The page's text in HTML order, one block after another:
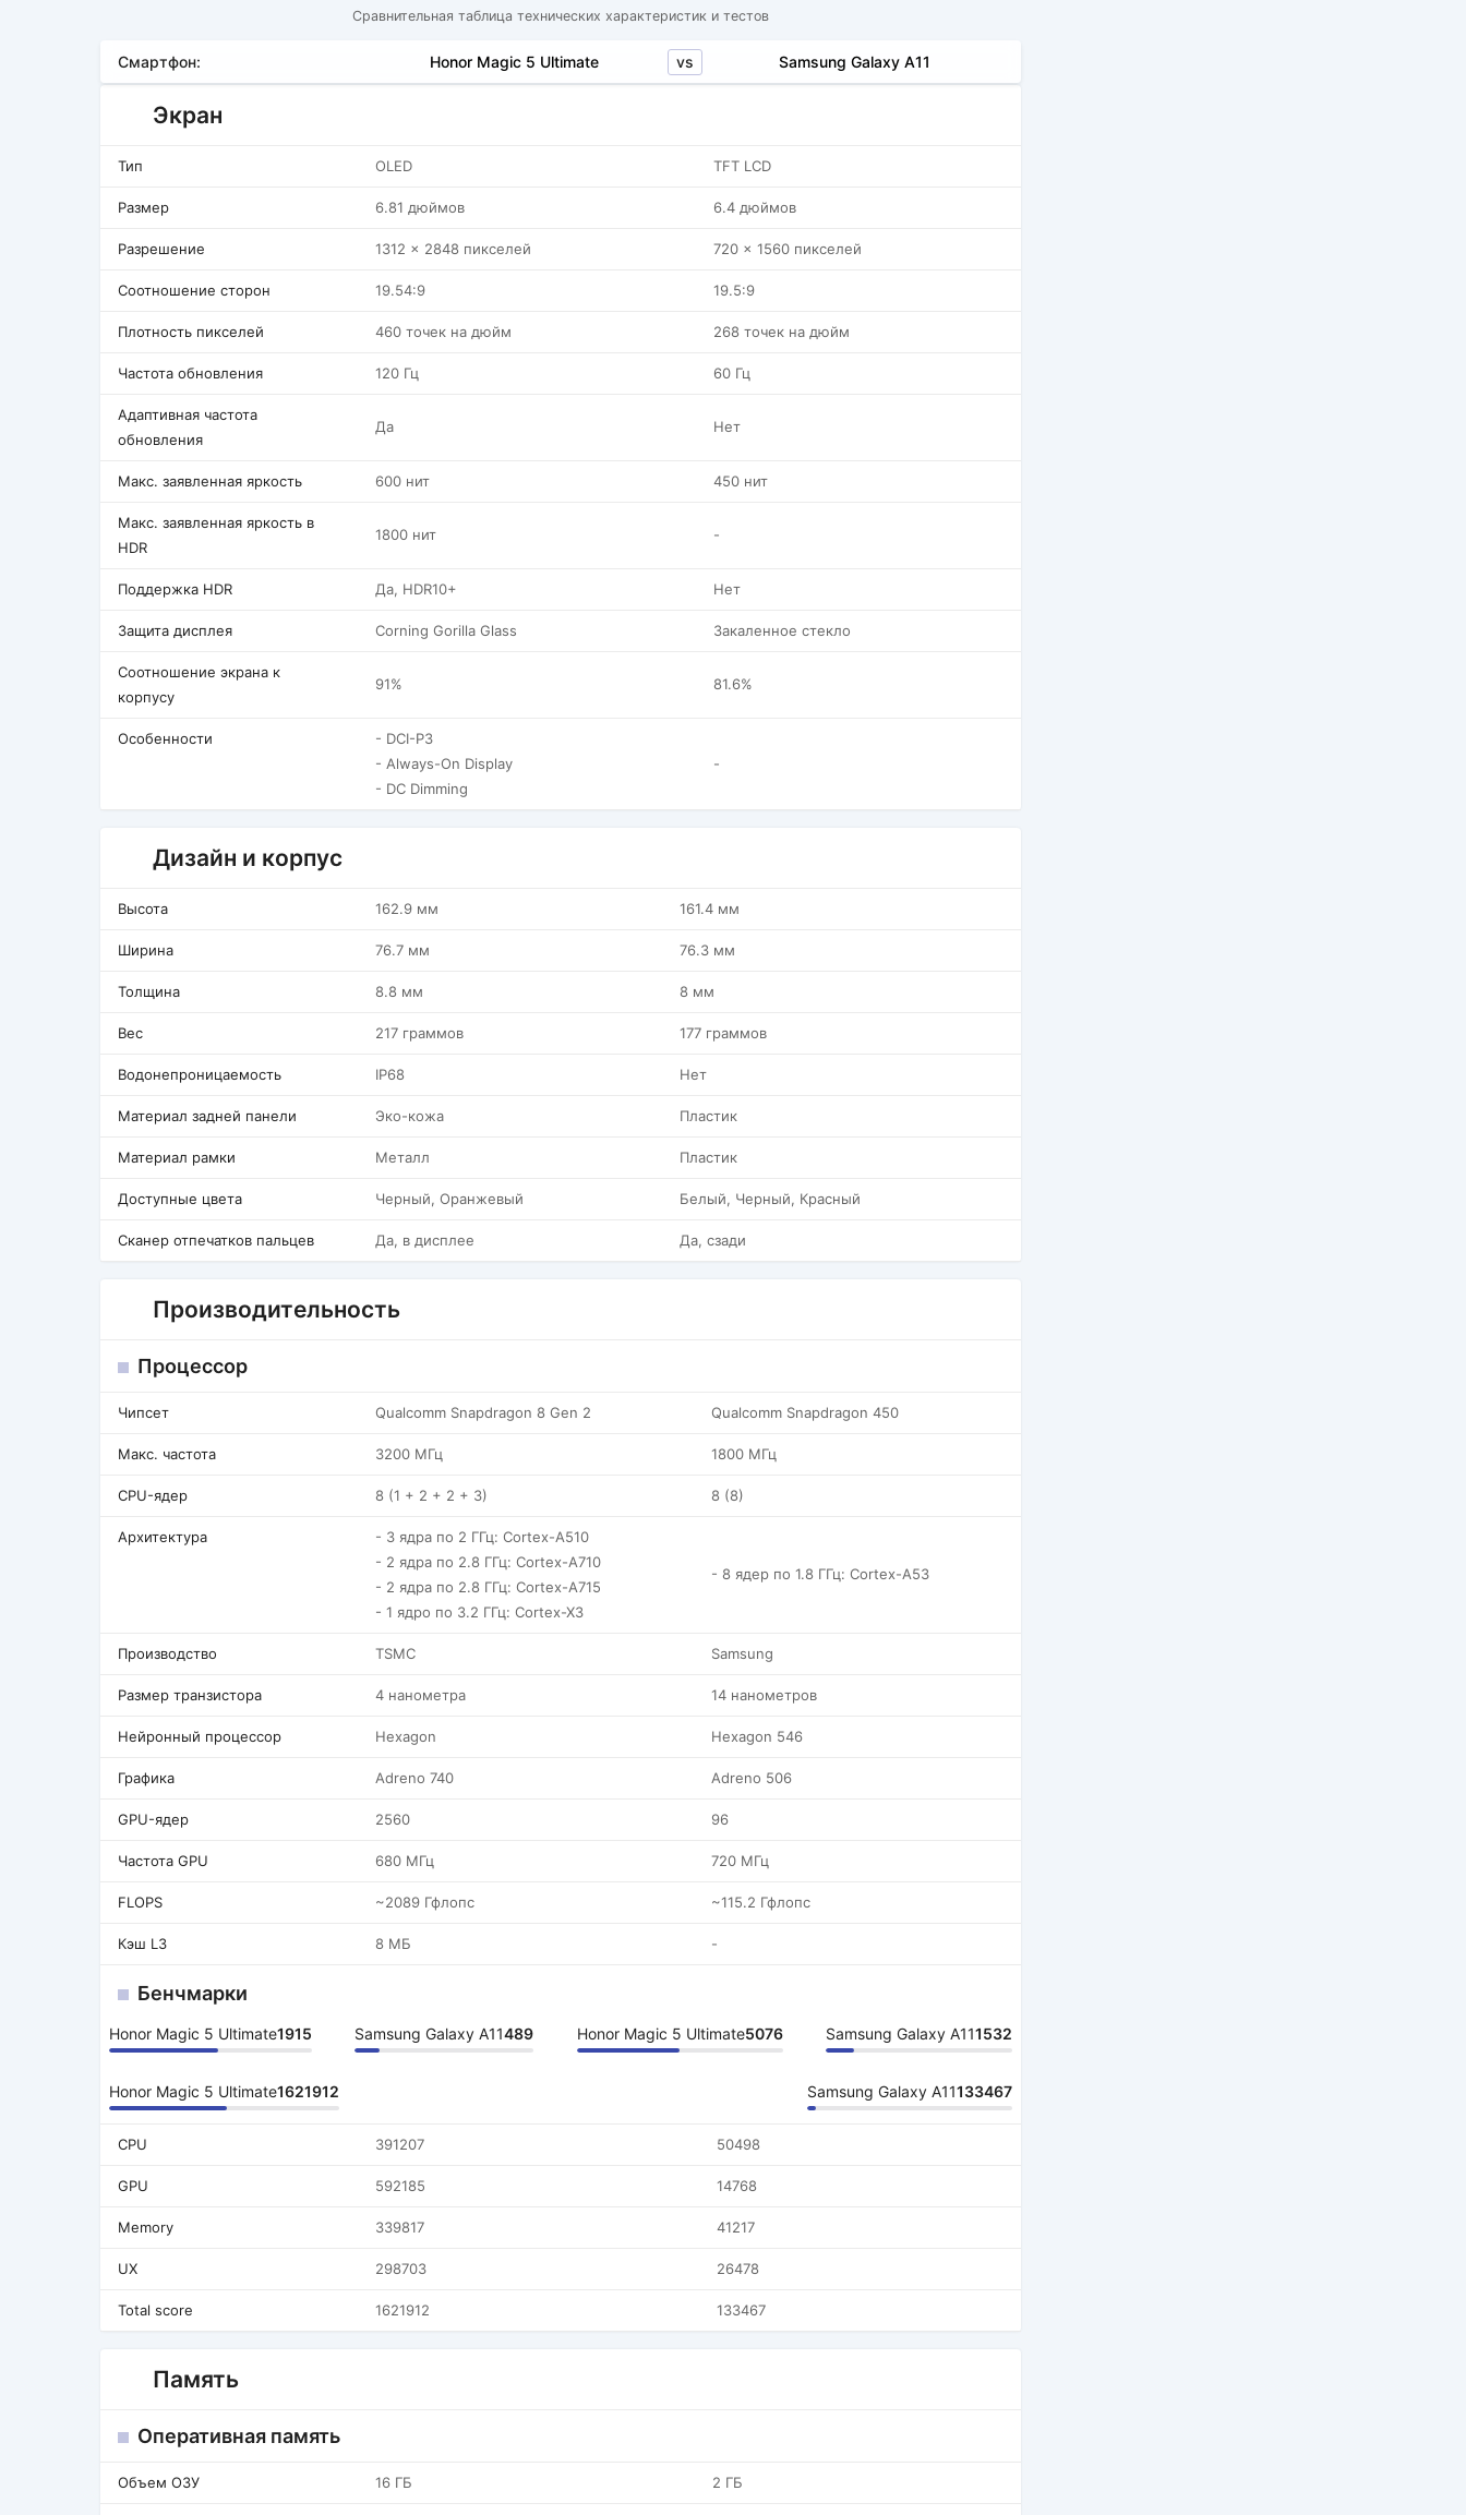
Сравнительная таблица технических характеристик и тестов
Смартфон: Honor Magic 5 Ultimate vs Samsung Galaxy A11
Экран
Тип OLED TFT LCD
Размер 6.81 дюймов 6.4 дюймов
Разрешение 1312 x 2848 пикселей 720 x 1560 пикселей
Соотношение сторон 19.54:9 19.5:9
Плотность пикселей 460 точек на дюйм 268 точек на дюйм
Частота обновления 120 Гц 60 Гц
Адаптивная частота
обновления
Да Нет
Макс. заявленная яркость 600 нит 450 нит
Макс. заявленная яркость в
HDR
1800 нит -
Поддержка HDR Да, HDR10+ Нет
Защита дисплея Corning Gorilla Glass Закаленное стекло
Соотношение экрана к
корпусу
91% 81.6%
Особенности
- DCI-P3
- Always-On Display
- DC Dimming
-
Дизайн и корпус
Высота 162.9 мм 161.4 мм
Ширина 76.7 мм 76.3 мм
Толщина 8.8 мм 8 мм
Вес 217 граммов 177 граммов
Водонепроницаемость IP68 Нет
Материал задней панели Эко-кожа Пластик
Материал рамки Металл Пластик
Доступные цвета Черный, Оранжевый Белый, Черный, Красный
Сканер отпечатков пальцев Да, в дисплее Да, сзади
Производительность
Процессор
Чипсет Qualcomm Snapdragon 8 Gen 2 Qualcomm Snapdragon 450
Макс. частота 3200 МГц 1800 МГц
CPU-ядер 8 (1 + 2 + 2 + 3) 8 (8)
Архитектура
- 3 ядра по 2 ГГц: Cortex-A510
- 2 ядра по 2.8 ГГц: Cortex-A710
- 2 ядра по 2.8 ГГц: Cortex-A715
- 1 ядро по 3.2 ГГц: Cortex-X3
- 8 ядер по 1.8 ГГц: Cortex-A53
Производство TSMC Samsung
Размер транзистора 4 нанометра 14 нанометров
Нейронный процессор Hexagon Hexagon 546
Графика Adreno 740 Adreno 506
GPU-ядер 2560 96
Частота GPU 680 МГц 720 МГц
FLOPS ~2089 Гфлопс ~115.2 Гфлопс
Кэш L3 8 МБ -
Бенчмарки
Honor Magic 5 Ultimate1915 Samsung Galaxy A11489 Honor Magic 5 Ultimate5076 Samsung Galaxy A111532
Honor Magic 5 Ultimate1621912 Samsung Galaxy A11133467
CPU 391207 50498
GPU 592185 14768
Memory 339817 41217
UX 298703 26478
Total score 1621912 133467
Память
Оперативная память
Объем ОЗУ 16 ГБ 2 ГБ